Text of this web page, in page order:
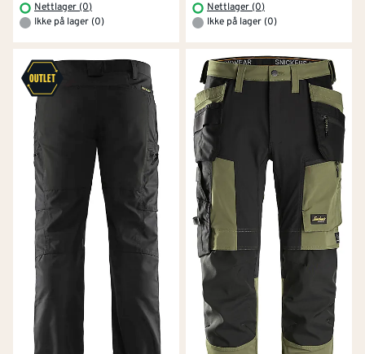
Nettlager (0)
Ikke på lager (0)
Nettlager (0)
Ikke på lager (0)